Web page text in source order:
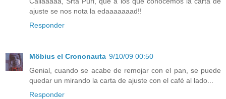
ajuste se nos nota la edaaaaaaad!!
Responder
Möbius el Crononauta 9/10/09 00:50
Genial, cuando se acabe de remojar con el pan, se puede
quedar un mirando la carta de ajuste con el café al lado...
Responder